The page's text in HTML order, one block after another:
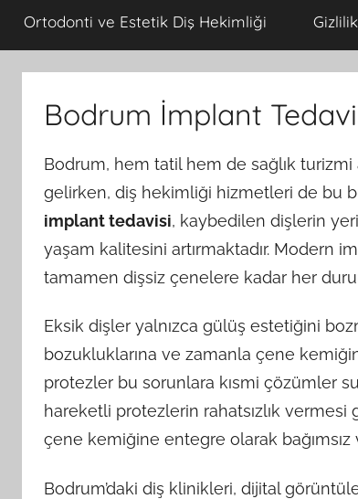
Hekimi
hastaneleri
Ortodonti ve Estetik Diş Hekimliği
Bodrum İmplant
Bodrum, hem tatil hem de sağlık turizmi
gelirken, diş hekimliği hizmetleri de bu
implant tedavisi, kaybedilen dişlerin
yaşam kalitesini artırmaktadır. Modern
tamamen dişsiz çenelere kadar her
Eksik dişler yalnızca gülüş estetiğini
bozukluklarına ve zamanla çene
protezler bu sorunlara kısmi çözümler
hareketli protezlerin rahatsızlık vermesi
çene kemiğine entegre olarak
Bodrum’daki diş klinikleri, dijital